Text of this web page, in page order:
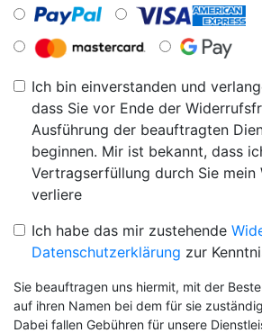
Ich bin einverstanden und
dass Sie vor Ende der
Ausführung der beauftragten
beginnen. Mir ist bekannt, dass
Vertragserfüllung durch Sie mein
verliere
Ich habe das mir zustehende
Datenschutzerklärung zur
Sie beauftragen uns hiermit, mit der
auf ihren Namen bei dem für sie
Dabei fallen Gebühren für unsere